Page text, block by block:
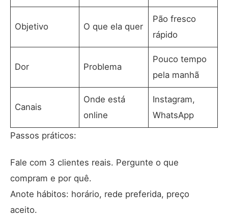
Objetivo O que ela quer
Pão fresco
rápido
Dor Problema
Pouco tempo
pela manhã
Canais
Onde está
online
Instagram,
WhatsApp
Passos práticos:
Fale com 3 clientes reais. Pergunte o que
compram e por quê.
Anote hábitos: horário, rede preferida, preço
aceito.